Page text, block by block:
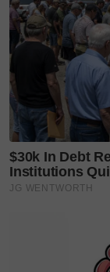
doktor
menunjukkan
dan dia
“Doktor juga
Hospital
sekali lagi
Walaupun
darah dalam
Setelah tiga